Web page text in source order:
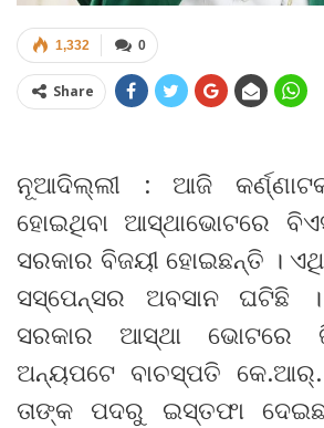
0
1,332
Share
ନୂଆଦିଲ୍ଲୀ : ଆଜି କର୍ଣ୍ଣାଟକ
ହୋଇଥିବା ଆସ୍ଥାଭୋଟରେ
ସରକାର ବିଜୟୀ ହୋଇଛନ୍ତି ।
ସସ୍ପେନ୍ସର ଅବସାନ ଘଟିଛି
ସରକାର ଆସ୍ଥା ଭୋଟରେ
ଅନ୍ୟପଟେ ବାଚସ୍ପତି
ତାଙ୍କ ପଦରୁ ଇସ୍ତଫା